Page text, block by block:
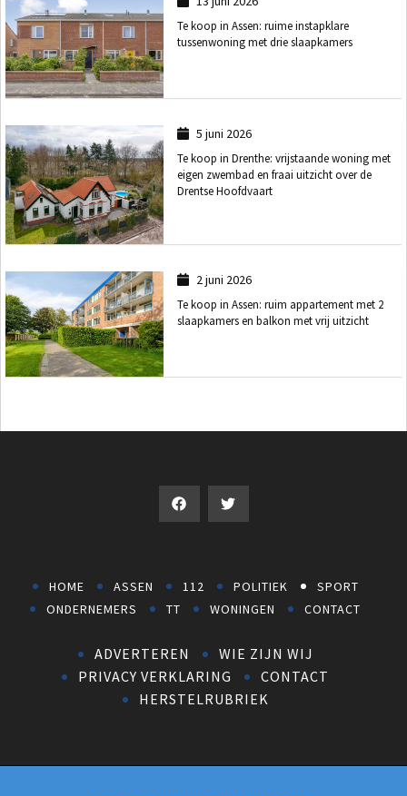
Te koop in Assen: ruime instapklare
tussenwoning met drie slaapkamers
5 juni 2026
Te koop in Drenthe: vrijstaande woning met
eigen zwembad en fraai uitzicht over de
Drentse Hoofdvaart
2 juni 2026
Te koop in Assen: ruim appartement met 2
slaapkamers en balkon met vrij uitzicht
HOME ASSEN 112 POLITIEK
SPORT
ONDERNEMERS
TT WONINGEN CONTACT
ADVERTEREN
WIE ZIJN WIJ
PRIVACY VERKLARING
CONTACT
HERSTELRUBRIEK